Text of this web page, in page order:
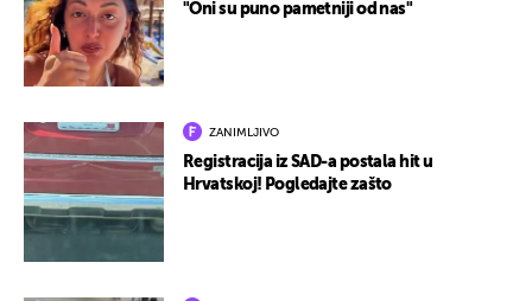
"Oni su puno pametniji od nas"
ZANIMLJIVO
Registracija iz SAD-a postala hit u
Hrvatskoj! Pogledajte zašto